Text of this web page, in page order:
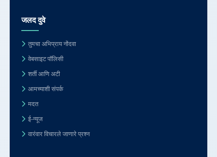
जलद दुवे
तुमचा अभिप्राय नोंदवा
वेबसाइट पॉलिसी
शर्ती आणि अटी
आमच्याशी संपर्क
मदत
ई-न्यूज
वारंवार विचारले जाणारे प्रश्न